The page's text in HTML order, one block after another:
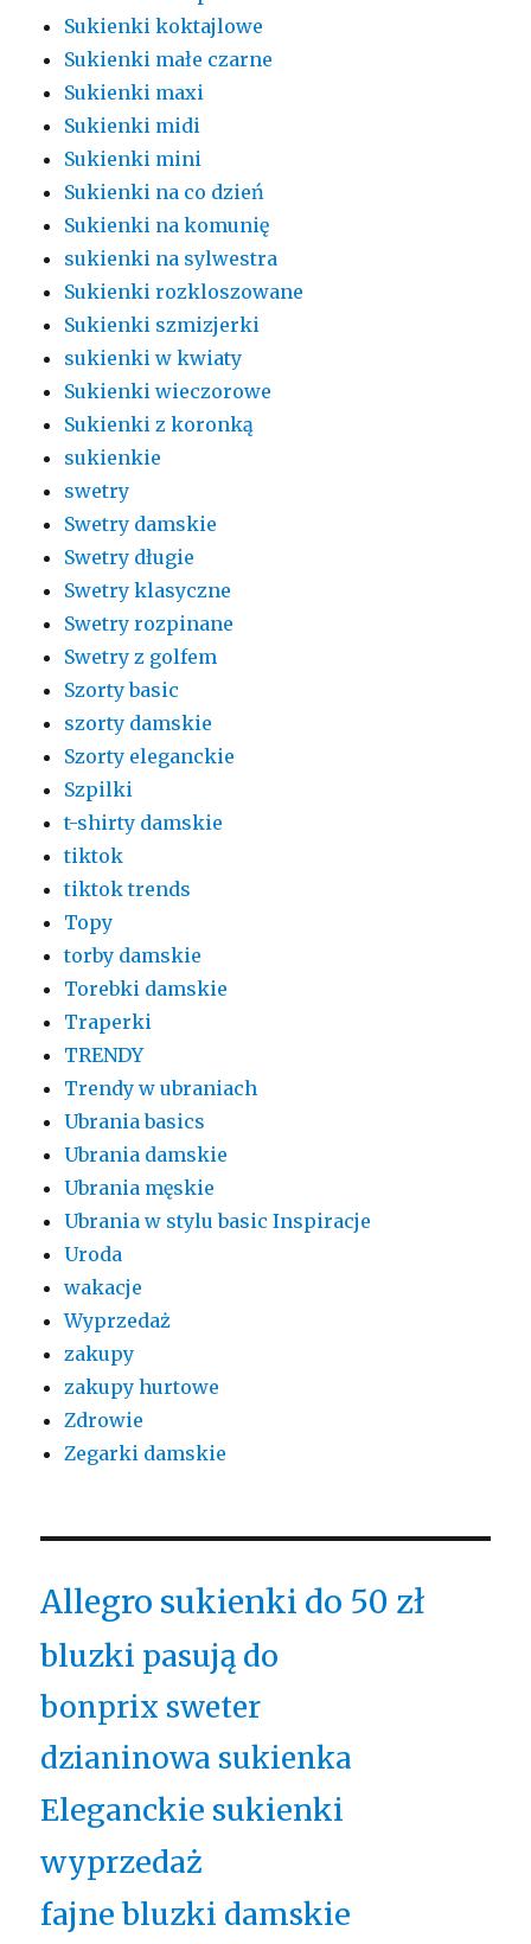
Sukienki koktajlowe
Sukienki małe czarne
Sukienki maxi
Sukienki midi
Sukienki mini
Sukienki na co dzień
Sukienki na komunię
sukienki na sylwestra
Sukienki rozkloszowane
Sukienki szmizjerki
sukienki w kwiaty
Sukienki wieczorowe
Sukienki z koronką
sukienkie
swetry
Swetry damskie
Swetry długie
Swetry klasyczne
Swetry rozpinane
Swetry z golfem
Szorty basic
szorty damskie
Szorty eleganckie
Szpilki
t-shirty damskie
tiktok
tiktok trends
Topy
torby damskie
Torebki damskie
Traperki
TRENDY
Trendy w ubraniach
Ubrania basics
Ubrania damskie
Ubrania męskie
Ubrania w stylu basic Inspiracje
Uroda
wakacje
Wyprzedaż
zakupy
zakupy hurtowe
Zdrowie
Zegarki damskie
Allegro sukienki do 50 zł
bluzki pasują do
bonprix sweter
dzianinowa sukienka
Eleganckie sukienki
wyprzedaż
fajne bluzki damskie